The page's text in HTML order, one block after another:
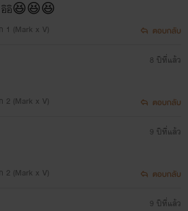
อิอิ😆😆😆
1 (Mark x V) ตอบกลับ
2 (Mark x V)
8 ปีที่แล้ว
ตอบกลับ
2 (Mark x V)
9 ปีที่แล้ว
ตอบกลับ
9 ปีที่แล้ว